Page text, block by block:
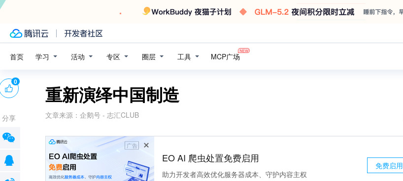
首页 学习 活动 专区 圈层 工具 MCP广场
重新演绎中国制造
文章来源： 企鹅号 - 志汇CLUB
广告
EO AI 爬虫处置免费启用
助力开发者高效优化服务器成本、守护内容主权
免费启用
0
分享